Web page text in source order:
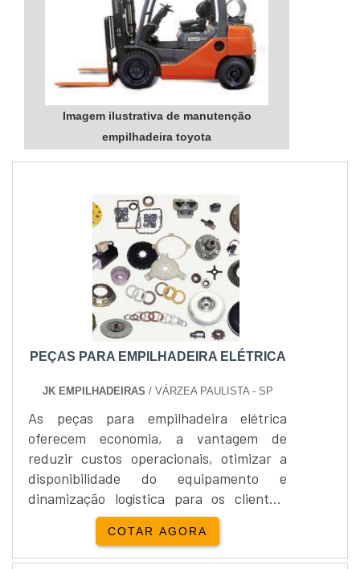
Imagem ilustrativa de manutenção
empilhadeira toyota
PEÇAS PARA EMPILHADEIRA ELÉTRICA
JK EMPILHADEIRAS / VÁRZEA PAULISTA - SP
As peças para empilhadeira elétrica
oferecem economia, a vantagem de
reduzir custos operacionais, otimizar a
disponibilidade do equipamento e
dinamização logística para os clientes,
levando em conta que é oferecido uma
linha completa de peças de empilhadeira
elétrica tais quais: Cilindros, Rodas para
COTAR AGORA